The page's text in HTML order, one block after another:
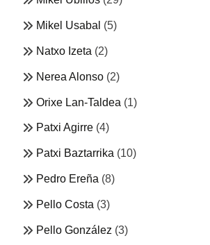
Mikel Usabal (5)
Natxo Izeta (2)
Nerea Alonso (2)
Orixe Lan-Taldea (1)
Patxi Agirre (4)
Patxi Baztarrika (10)
Pedro Ereña (8)
Pello Costa (3)
Pello González (3)